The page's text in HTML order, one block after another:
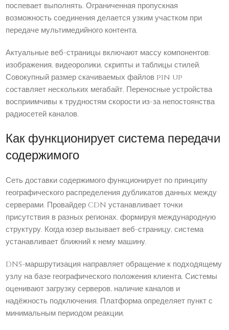
поспевает выполнять. Ограниченная пропускная
возможность соединения делается узким участком при
передаче мультимедийного контента.
Актуальные веб-страницы включают массу компонентов:
изображения, видеоролики, скрипты и таблицы стилей.
Совокупный размер скачиваемых файлов pin up
составляет нескольких мегабайт. Переносные устройства
восприимчивы к трудностям скорости из-за непостоянства
радиосетей каналов.
Как функционирует система передачи
содержимого
Сеть доставки содержимого функционирует по принципу
географического распределения дубликатов данных между
серверами. Провайдер CDN устанавливает точки
присутствия в разных регионах, формируя международную
структуру. Когда юзер вызывает веб-страницу, система
устанавливает ближний к нему машину.
DNS-маршрутизация направляет обращение к подходящему
узлу на базе географического положения клиента. Системы
оценивают загрузку серверов, наличие каналов и
надёжность подключения. Платформа определяет пункт с
минимальным периодом реакции.